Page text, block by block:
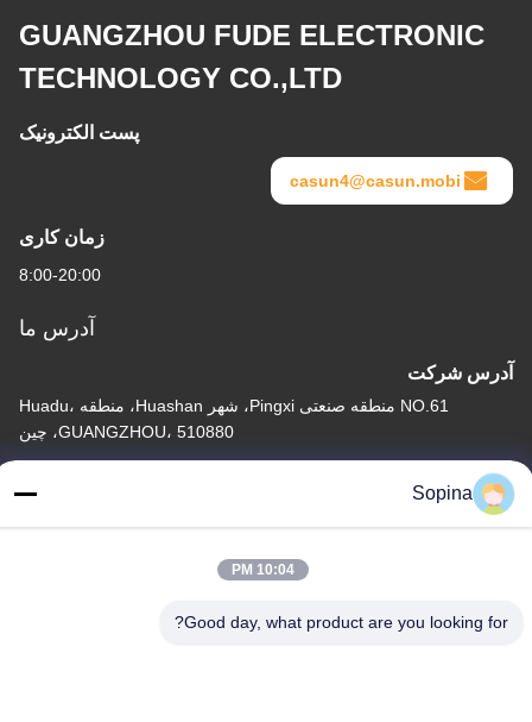
GUANGZHOU FUDE ELECTRONIC
TECHNOLOGY CO.,LTD
پست الکترونیک
casun4@casun.mobi
زمان کاری
8:00-20:00
آدرس ما
آدرس شرکت
NO.61 منطقه صنعتی Pingxi، شهر Huashan، منطقه Huadu،
GUANGZHOU، 510880، چین
آدرس کارخانه
Sopina
10:04 PM
Good day, what product are you looking for?